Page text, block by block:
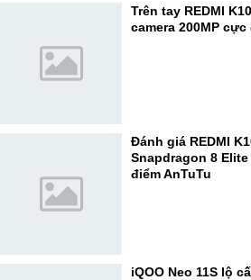
Trên tay REDMI
camera 200MP cực
Đánh giá REDMI
Snapdragon 8
điểm AnTuTu
iQOO Neo 11S lộ